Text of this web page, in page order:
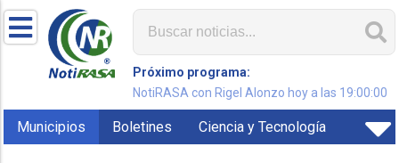
Próximo programa:
NotiRASA con Rigel Alonzo hoy a las 19:00:00
Municipios Boletines Ciencia y Tecnología